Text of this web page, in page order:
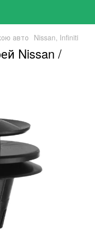
авто Nissan, Infiniti
Nissan /